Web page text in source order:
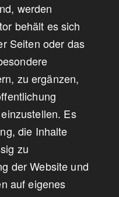
werden
behält es sich
Seiten oder das
zu ergänzen,
Es
die Inhalte
zu
der Website und
auf eigenes